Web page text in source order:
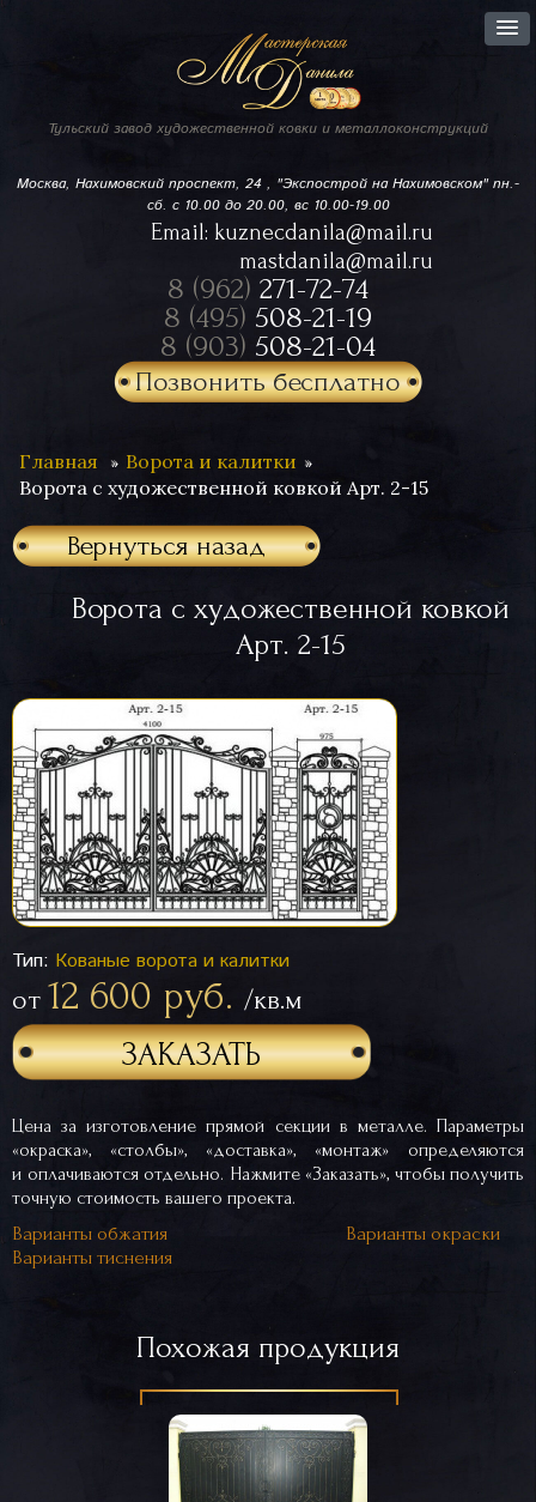
Тульский завод художественной ковки и металлоконструкций
Москва, Нахимовский проспект, 24 , "Экспострой на Нахимовском"пн.-
сб. с 10.00 до 20.00, вс 10.00-19.00
Email: kuznecdanila@mail.ru
mastdanila@mail.ru
8 (962) 271-72-74
8 (495) 508-21-19
8 (903) 508-21-04
Позвонить бесплатно
Главная
Ворота и калитки
Ворота с художественной ковкой Арт. 2-15
Вернуться назад
Ворота с художественной ковкой
Арт. 2-15
Тип: Кованые ворота и калитки
от 12 600 руб. /кв.м
ЗАКАЗАТЬ
Цена за изготовление прямой секции в металле. Параметры
«окраска», «столбы», «доставка», «монтаж» определяются
и оплачиваются отдельно. Нажмите «Заказать», чтобы получить
точную стоимость вашего проекта.
Варианты обжатия
Варианты окраски
Варианты тиснения
Похожая продукция